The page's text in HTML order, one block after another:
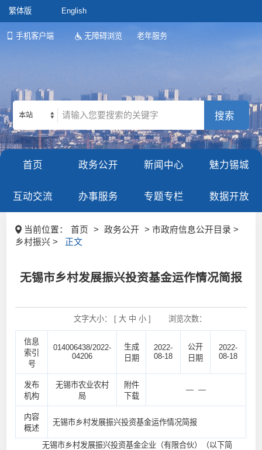
繁体版 English
手机客户端 无障碍浏览 老年服务
本站
首页 政务公开 新闻中心 魅力锡城
互动交流 办事服务 专题专栏 数据开放
当前位置： 首页 > 政务公开
> 市政府信息公开目录 >
乡村振兴 >
正文
无锡市乡村发展振兴投资基金运作情况简报
文字大小： [ 大 中 小] 浏览次数：
信息
索引
号
014006438/2022-
04206
生成
日期
2022-
08-18
公开
日期
2022-
08-18
发布
机构
无锡市农业农村
局
附件
下载
— —
内容
概述
无锡市乡村发展振兴投资基金运作情况简报
无锡市乡村发展振兴投资基金企业（有限合伙）（以下简